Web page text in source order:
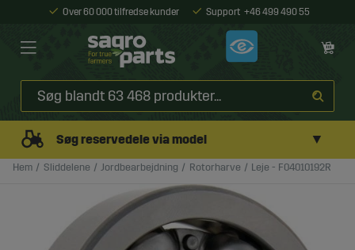
Over 60 000 tilfredse kunder Support +46 499 490 55
Søg reservedele via model ▼
Hem Sliddelene Jordbearbejdning Rotorharve Leje - F04010192R